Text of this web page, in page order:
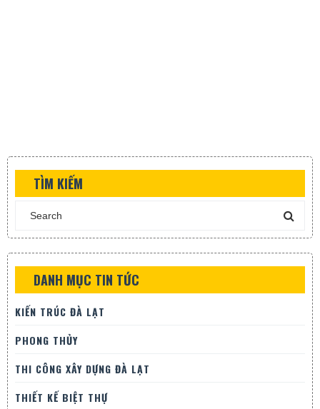
TÌM KIẾM
DANH MỤC TIN TỨC
KIẾN TRÚC ĐÀ LẠT
PHONG THỦY
THI CÔNG XÂY DỰNG ĐÀ LẠT
THIẾT KẾ BIỆT THỰ